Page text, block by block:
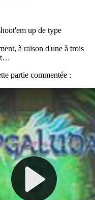
up de type
à raison d'une à trois
partie commentée :